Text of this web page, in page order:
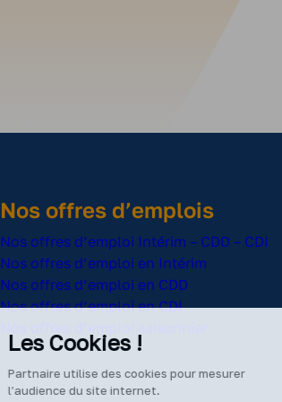
Nos offres d’emplois
Nos offres d’emploi Intérim – CDD – CDI
Nos offres d’emploi en Intérim
Nos offres d’emploi en CDD
Nos offres d’emploi en CDI
Les Cookies !
Partnaire utilise des cookies pour mesurer
l’audience du site internet.